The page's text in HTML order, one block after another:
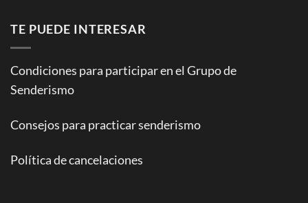
TE PUEDE INTERESAR
Condiciones para participar en el Grupo de
Senderismo
Consejos para practicar senderismo
Política de cancelaciones